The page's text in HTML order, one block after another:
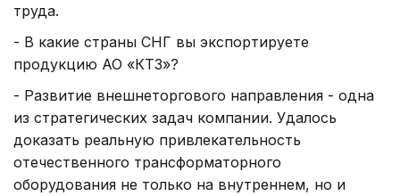
труда.
- В какие страны СНГ вы экспортируете
продукцию АО «КТЗ»?
- Развитие внешнеторгового направления - одна
из стратегических задач компании. Удалось
доказать реальную привлекательность
отечественного трансформаторного
оборудования не только на внутреннем, но и